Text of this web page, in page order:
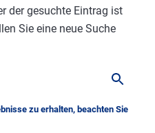
der gesuchte Eintrag ist
Sie eine neue Suche
zu erhalten, beachten Sie